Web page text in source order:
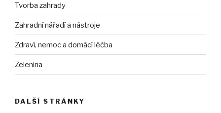
Tvorba zahrady
Zahradní nářadí a nástroje
Zdraví, nemoc a domácí léčba
Zelenina
DALŠÍ STRÁNKY